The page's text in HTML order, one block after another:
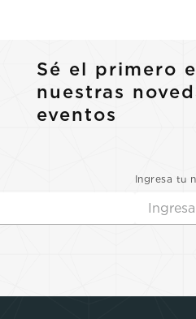
Sé el primero
nuestras
eventos
Ingresa tu